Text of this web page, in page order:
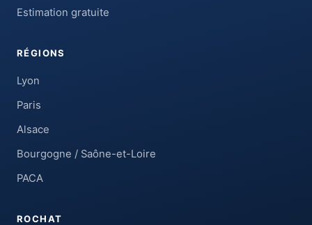
Estimation gratuite
RÉGIONS
Lyon
Paris
Alsace
Bourgogne / Saône-et-Loire
PACA
ROCHAT